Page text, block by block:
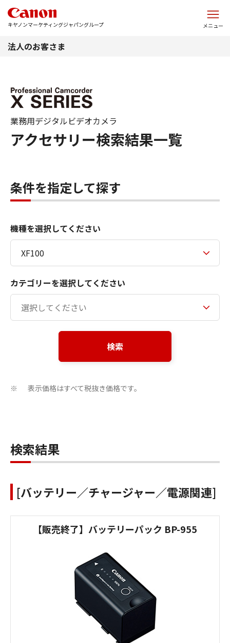
キヤノンマーケティングジャパングループ メニュー
法人のお客さま
アクセサリー検索結果一覧
業務用デジタルビデオカメラ
条件を指定して探す
機種を選択してください
カテゴリーを選択してください
検索
※ 表示価格はすべて税抜き価格です。
検索結果
[バッテリー／チャージャー／電源関連]
【販売終了】バッテリーパック BP-955